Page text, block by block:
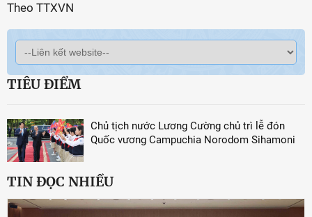
Theo TTXVN
TIÊU ĐIỂM
Chủ tịch nước Lương Cường chủ trì lễ đón
Quốc vương Campuchia Norodom Sihamoni
TIN ĐỌC NHIỀU